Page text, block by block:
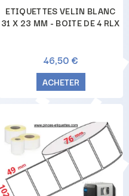
ETIQUETTES VELIN BLANC
31 X 23 MM - BOITE DE 4 RLX
46,50 €
ACHETER